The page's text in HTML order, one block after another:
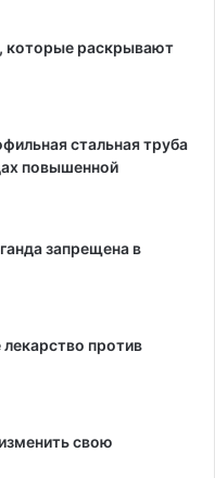
которые раскрывают
стальная труба
повышенной
запрещена в
против
свою